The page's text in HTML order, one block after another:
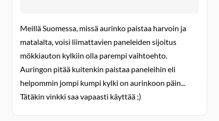
Meillä Suomessa, missä aurinko paistaa harvoin ja
matalalta, voisi liimattavien paneleiden sijoitus
mökkiauton kylkiin olla parempi vaihtoehto.
Auringon pitää kuitenkin paistaa paneleihin eli
helpommin jompi kumpi kylki on aurinkoon päin...
Tätäkin vinkki saa vapaasti käyttää ;)